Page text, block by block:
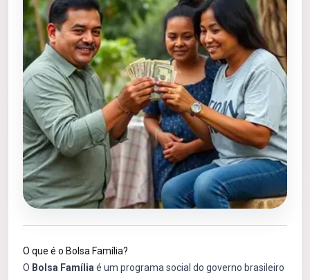
O que é o Bolsa Família?
O Bolsa Família é um programa social do governo brasileiro